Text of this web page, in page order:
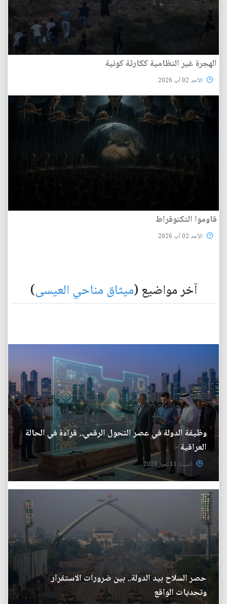
الهجرة غير النظامية ككارثة كونية
الأحد 02 آب 2026
قاوموا التكنوقراط
الأحد 02 آب 2026
آخر مواضيع (ميثاق مناحي العيسى)
وظيفة الدولة في عصر التحول الرقمي.. قراءة في الحالة
العراقية
السبت 11 تموز 2026
حصر السلاح بيد الدولة.. بين ضرورات الاستقرار
وتحديات الواقع